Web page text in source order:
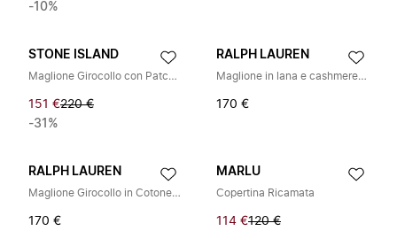
-10%
STONE ISLAND
Maglione Girocollo con Patch Logo
151 €220 €
-31%
RALPH LAUREN
Maglione in lana e cashmere a trecce
170 €
RALPH LAUREN
Maglione Girocollo in Cotone a Treccia
170 €
MARLU
Copertina Ricamata
114 €120 €